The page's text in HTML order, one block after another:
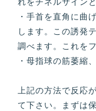
・手首を直角に曲
します。この誘発
調べます。これを
・母指球の筋萎縮
上記の方法で反応
て下さい。まずは